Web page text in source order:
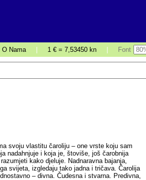
O Nama 1 € = 7,53450 kn Font
svoju vlastitu čaroliju – one vrste koju sam
nadahnjuje i koja je, štoviše, još čarobnija
kako djeluje. Nadnaravna bajanja,
svijeta, izgledaju tako jadna i tričava. Čarolija
– divna. Čudesna i stvarna. Predivna,